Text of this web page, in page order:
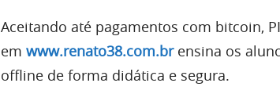
Aceitando até pagamentos com bitcoin,
em www.renato38.com.brensina os
offline de forma didática e segura.